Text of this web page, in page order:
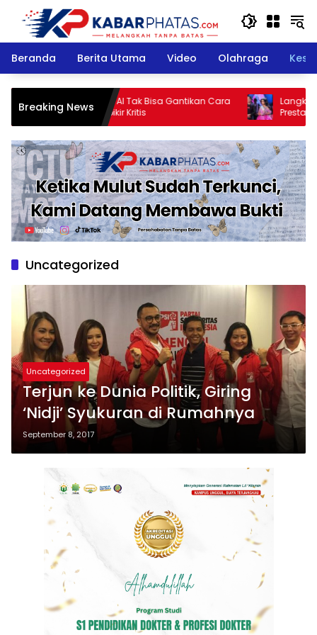
Langsung
konten
Beranda
Berita Utama Video Olahraga
Breaking News
Stella Christie: AI Tak Bisa Gantikan Cara
Manusia Berpikir Kritis
Langkah Kecil
Prestasi Besar
Vietnam
Uncategorized
Uncategorized
Terjun ke Dunia Politik, Giring
‘Nidji’ Syukuran di Rumahnya
September 8, 2017